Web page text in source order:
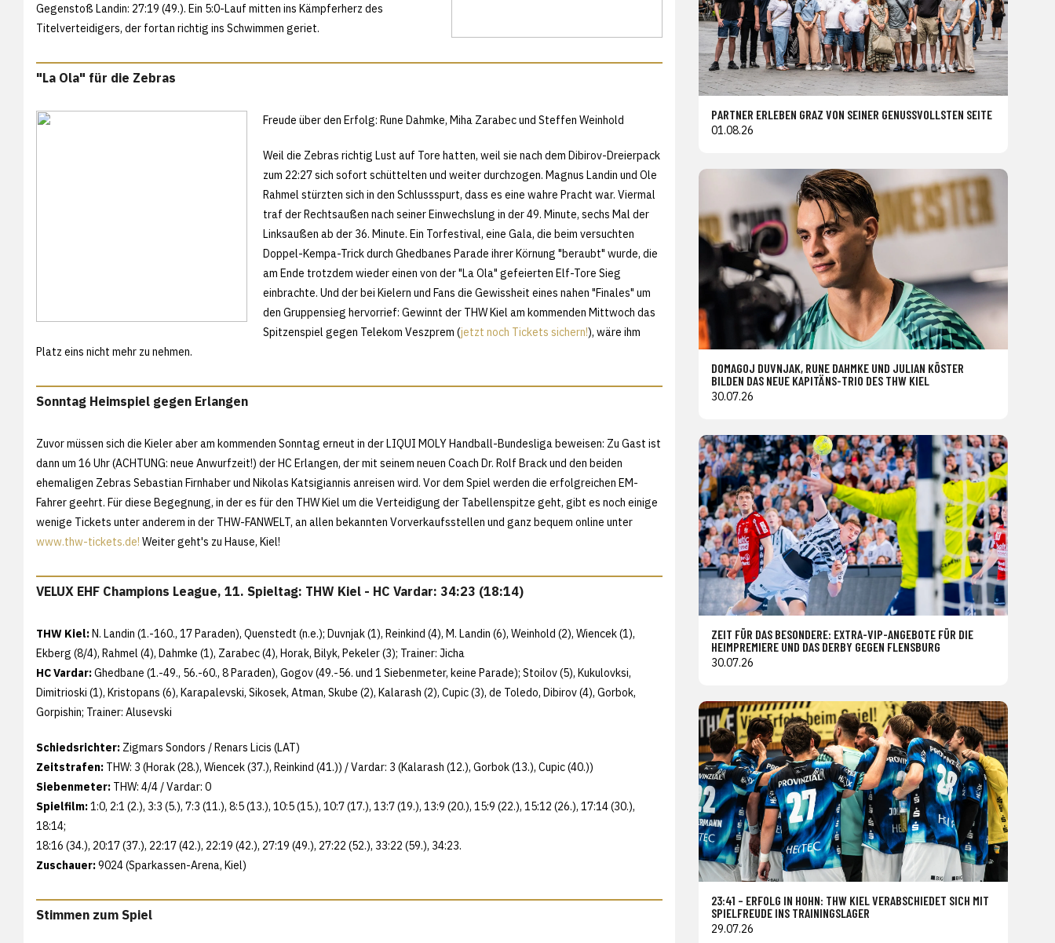
Gegenstoß Landin: 27:19 (49.). Ein 5:0-Lauf mitten ins Kämpferherz des
Titelverteidigers, der fortan richtig ins Schwimmen geriet.
"La Ola" für die Zebras
Freude über den Erfolg: Rune Dahmke, Miha Zarabec und Steffen Weinhold
Weil die Zebras richtig Lust auf Tore hatten, weil sie nach dem Dibirov-Dreierpack
zum 22:27 sich sofort schüttelten und weiter durchzogen. Magnus Landin und Ole
Rahmel stürzten sich in den Schlussspurt, dass es eine wahre Pracht war. Viermal
traf der Rechtsaußen nach seiner Einwechslung in der 49. Minute, sechs Mal der
Linksaußen ab der 36. Minute. Ein Torfestival, eine Gala, die beim versuchten
Doppel-Kempa-Trick durch Ghedbanes Parade ihrer Körnung "beraubt" wurde, die
am Ende trotzdem wieder einen von der "La Ola" gefeierten Elf-Tore Sieg
einbrachte. Und der bei Kielern und Fans die Gewissheit eines nahen "Finales" um
den Gruppensieg hervorrief: Gewinnt der THW Kiel am kommenden Mittwoch das
Spitzenspiel gegen Telekom Veszprem (jetzt noch Tickets sichern!), wäre ihm
Platz eins nicht mehr zu nehmen.
Sonntag Heimspiel gegen Erlangen
Zuvor müssen sich die Kieler aber am kommenden Sonntag erneut in der LIQUI MOLY Handball-Bundesliga beweisen: Zu Gast ist
dann um 16 Uhr (ACHTUNG: neue Anwurfzeit!) der HC Erlangen, der mit seinem neuen Coach Dr. Rolf Brack und den beiden
ehemaligen Zebras Sebastian Firnhaber und Nikolas Katsigiannis anreisen wird. Vor dem Spiel werden die erfolgreichen EM-
Fahrer geehrt. Für diese Begegnung, in der es für den THW Kiel um die Verteidigung der Tabellenspitze geht, gibt es noch einige
wenige Tickets unter anderem in der THW-FANWELT, an allen bekannten Vorverkaufsstellen und ganz bequem online unter
www.thw-tickets.de! Weiter geht's zu Hause, Kiel!
VELUX EHF Champions League, 11. Spieltag: THW Kiel - HC Vardar: 34:23 (18:14)
THW Kiel:N. Landin (1.-160., 17 Paraden), Quenstedt (n.e.); Duvnjak (1), Reinkind (4), M. Landin (6), Weinhold (2), Wiencek (1),
Ekberg (8/4), Rahmel (4), Dahmke (1), Zarabec (4), Horak, Bilyk, Pekeler (3); Trainer: Jicha
HC Vardar:Ghedbane (1.-49., 56.-60., 8 Paraden), Gogov (49.-56. und 1 Siebenmeter, keine Parade); Stoilov (5), Kukulovksi,
Dimitrioski (1), Kristopans (6), Karapalevski, Sikosek, Atman, Skube (2), Kalarash (2), Cupic (3), de Toledo, Dibirov (4), Gorbok,
Gorpishin; Trainer: Alusevski
Schiedsrichter: Zigmars Sondors / Renars Licis (LAT)
Zeitstrafen: THW: 3 (Horak (28.), Wiencek (37.), Reinkind (41.)) / Vardar: 3 (Kalarash (12.), Gorbok (13.), Cupic (40.))
Siebenmeter: THW: 4/4 / Vardar: 0
Spielfilm:1:0, 2:1 (2.), 3:3 (5.), 7:3 (11.), 8:5 (13.), 10:5 (15.), 10:7 (17.), 13:7 (19.), 13:9 (20.), 15:9 (22.), 15:12 (26.), 17:14 (30.),
18:14;
18:16 (34.), 20:17 (37.), 22:17 (42.), 22:19 (42.), 27:19 (49.), 27:22 (52.), 33:22 (59.), 34:23.
Zuschauer:9024 (Sparkassen-Arena, Kiel)
Stimmen zum Spiel
PARTNER ERLEBEN GRAZ VON SEINER GENUSSVOLLSTEN SEITE
01.08.26
DOMAGOJ DUVNJAK, RUNE DAHMKE UND JULIAN KÖSTER
BILDEN DAS NEUE KAPITÄNS-TRIO DES THW KIEL
30.07.26
ZEIT FÜR DAS BESONDERE: EXTRA-VIP-ANGEBOTE FÜR DIE
HEIMPREMIERE UND DAS DERBY GEGEN FLENSBURG
30.07.26
23:41 – ERFOLG IN HOHN: THW KIEL VERABSCHIEDET SICH MIT
SPIELFREUDE INS TRAININGSLAGER
29.07.26